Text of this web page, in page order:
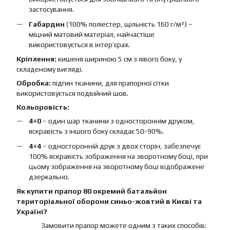
застосування.
Габардин (100% поліестер, щільність 160 г/м²) –
міцний матовий матеріал, найчастіше
використовується в інтер’єрах.
Кріплення: кишеня шириною 5 см з лівого боку, у
складеному вигляді.
Обробка: підгин тканини, для прапорної сітки
використовується подвійний шов.
Кольоровість:
4+0 – один шар тканини з одностороннім друком,
яскравість з іншого боку складає 50-90%.
4+4 – односторонній друк з двох сторін, забезпечує
100% яскравість зображення на зворотному боці, при
цьому зображення на зворотному боці відображене
дзеркально.
Як купити прапор 80 окремий батальйон
територіальної оборони синьо-жовтий в Києві та
Україні?
Замовити прапор можете одним з таких способів: